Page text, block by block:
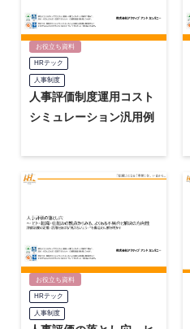
お役立ち資料
HRテック
人事制度
人事評価制度運用コスト
シミュレーション汎用例
お役立ち資料
HRテック
人事制度